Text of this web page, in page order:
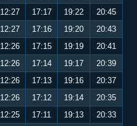
12:27 17:17 19:22
20:45
12:27 17:16 19:20
20:43
12:26 17:15 19:19
20:41
12:26 17:14 19:17
20:39
12:26 17:13 19:16
20:37
12:26 17:12 19:14
20:35
12:25 17:11 19:13
20:33